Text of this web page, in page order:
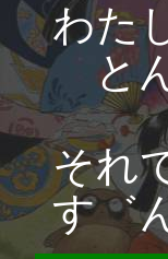
わた
とん
それ
す゛